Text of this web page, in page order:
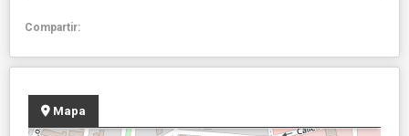
Compartir:
Mapa